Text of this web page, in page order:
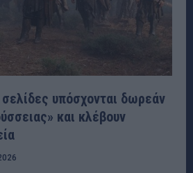
υπόσχονται δωρεάν
και κλέβουν